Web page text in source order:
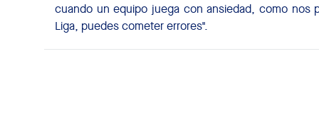
cuando un equipo juega con ansiedad, como nos
Liga, puedes cometer errores".